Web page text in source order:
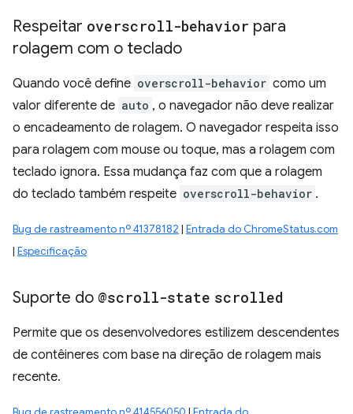
Respeitar overscroll-behavior para
rolagem com o teclado
Quando você define overscroll-behavior como um
valor diferente de auto , o navegador não deve realizar
o encadeamento de rolagem. O navegador respeita isso
para rolagem com mouse ou toque, mas a rolagem com
teclado ignora. Essa mudança faz com que a rolagem
do teclado também respeite overscroll-behavior .
Bug de rastreamento nº 41378182 | Entrada do ChromeStatus.com
| Especificação
Suporte do @scroll-state scrolled
Permite que os desenvolvedores estilizem descendentes
de contêineres com base na direção de rolagem mais
recente.